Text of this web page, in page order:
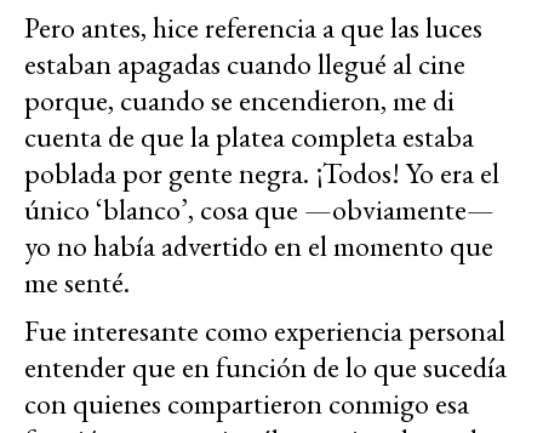
Pero antes, hice referencia a que las luces
estaban apagadas cuando llegué al cine
porque, cuando se encendieron, me di
cuenta de que la platea completa estaba
poblada por gente negra. ¡Todos! Yo era el
único ‘blanco’, cosa que —obviamente—
yo no había advertido en el momento que
me senté.
Fue interesante como experiencia personal
entender que en función de lo que sucedía
con quienes compartieron conmigo esa